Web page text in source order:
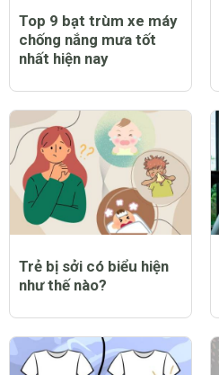
Top 9 bạt trùm xe máy
chống nắng mưa tốt
nhất hiện nay
Trẻ bị sởi có biểu hiện
như thế nào?